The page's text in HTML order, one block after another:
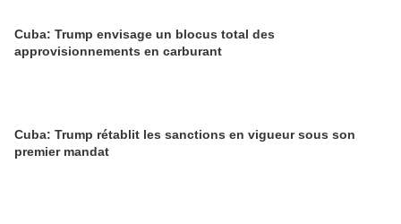
Cuba: Trump envisage un blocus total des
approvisionnements en carburant
Cuba: Trump rétablit les sanctions en vigueur sous son
premier mandat